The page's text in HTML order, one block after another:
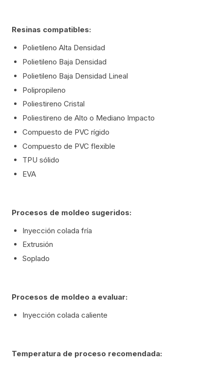
Resinas compatibles:
Polietileno Alta Densidad
Polietileno Baja Densidad
Polietileno Baja Densidad Lineal
Polipropileno
Poliestireno Cristal
Poliestireno de Alto o Mediano Impacto
Compuesto de PVC rígido
Compuesto de PVC flexible
TPU sólido
EVA
Procesos de moldeo sugeridos:
Inyección colada fría
Extrusión
Soplado
Procesos de moldeo a evaluar:
Inyección colada caliente
Temperatura de proceso recomendada: